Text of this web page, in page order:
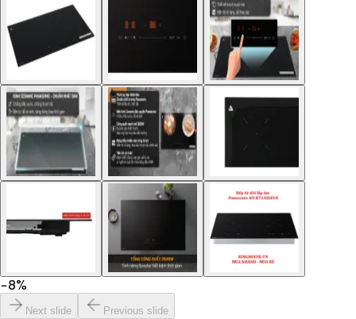
−8%
Next slide Previous slide